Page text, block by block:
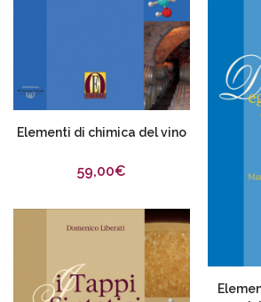
Elementi di chimica del vino
59,00€